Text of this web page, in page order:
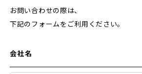
お問い合わせの際は、
下記のフォームをご利用ください。
会社名